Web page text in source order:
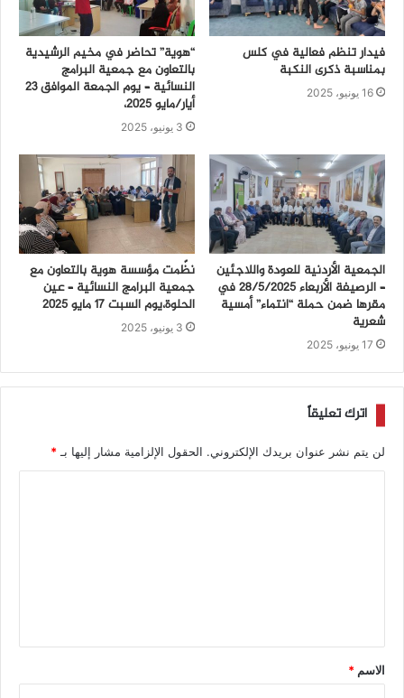
فيدار تنظم فعالية في كلس
بمناسبة ذكرى النكبة
16 يونيو، 2025
“هوية” تحاضر في مخيم الرشيدية
بالتعاون مع جمعية البرامج
النسائية – يوم الجمعة الموافق 23
أيار/مايو 2025،
3 يونيو، 2025
الجمعية الأردنية للعودة واللاجئين
– الرصيفة الأربعاء ٢٨/٥/٢٠٢٥ في
مقرها ضمن حملة “انتماء” أمسية
شعرية
17 يونيو، 2025
نظّمت مؤسسة هوية بالتعاون مع
جمعية البرامج النسائية – عين
الحلوة،يوم السبت 17 مايو 2025
3 يونيو، 2025
اترك تعليقاً
لن يتم نشر عنوان بريدك الإلكتروني. الحقول الإلزامية مشار إليها بـ*
الاسم *